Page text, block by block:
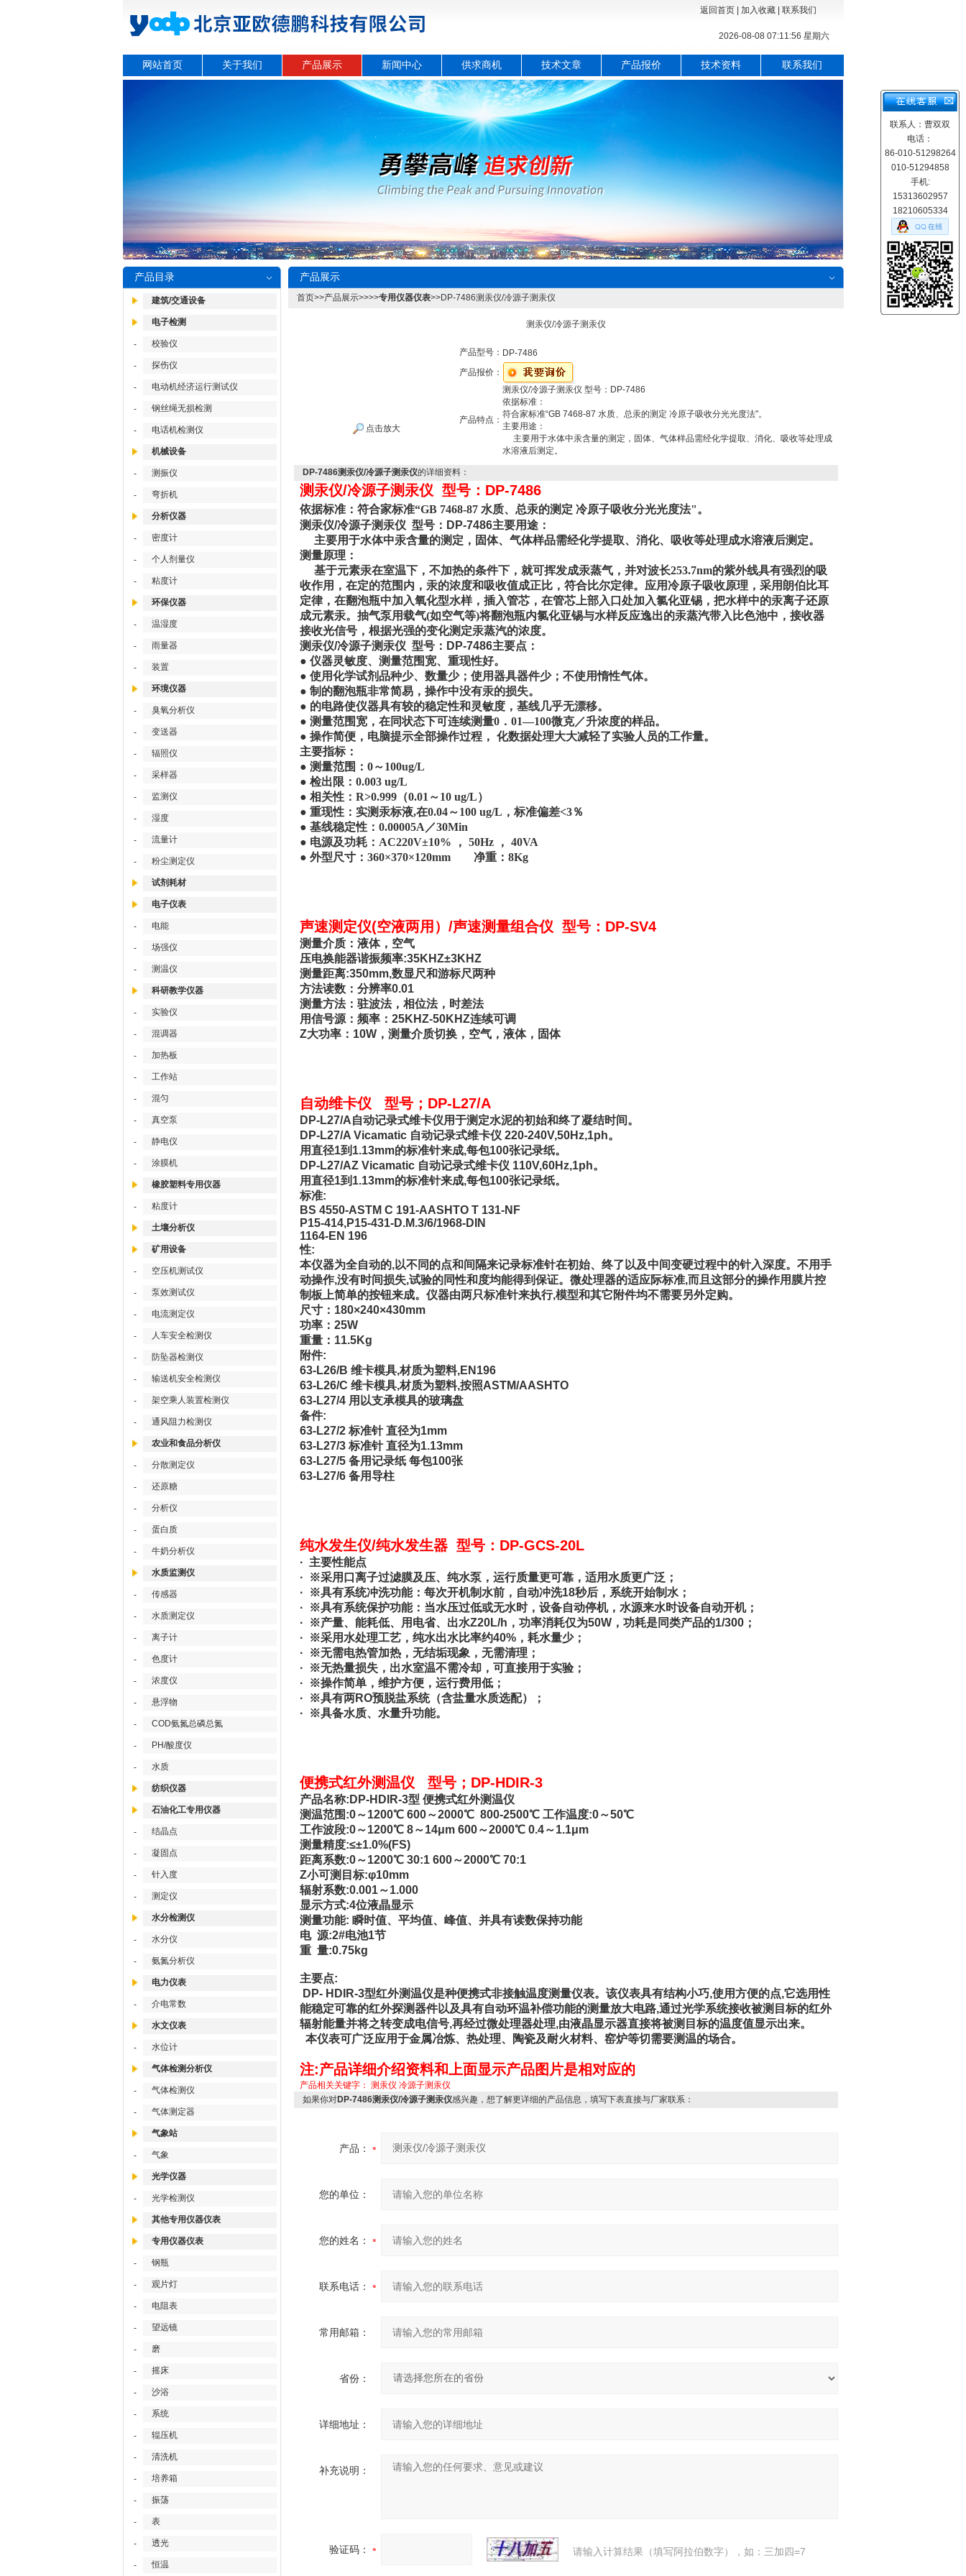
返回首页| 加入收藏| 联系我们
2026-08-08 07:11:57 星期六
网站首页 关于我们 产品展示 新闻中心 供求商机 技术文章 产品报价 技术资料 联系我们
产品目录
建筑/交通设备
电子检测
- 校验仪
- 探伤仪
- 电动机经济运行测试仪
- 钢丝绳无损检测
- 电话机检测仪
机械设备
- 测振仪
- 弯折机
分析仪器
- 密度计
- 个人剂量仪
- 粘度计
环保仪器
- 温湿度
- 雨量器
- 装置
环境仪器
- 臭氧分析仪
- 变送器
- 辐照仪
- 采样器
- 监测仪
- 湿度
- 流量计
- 粉尘测定仪
试剂耗材
电子仪表
- 电能
- 场强仪
- 测温仪
科研教学仪器
- 实验仪
- 混调器
- 加热板
- 工作站
- 混匀
- 真空泵
- 静电仪
- 涂膜机
橡胶塑料专用仪器
- 粘度计
土壤分析仪
矿用设备
- 空压机测试仪
- 泵效测试仪
- 电流测定仪
- 人车安全检测仪
- 防坠器检测仪
- 输送机安全检测仪
- 架空乘人装置检测仪
- 通风阻力检测仪
农业和食品分析仪
- 分散测定仪
- 还原糖
- 分析仪
- 蛋白质
- 牛奶分析仪
水质监测仪
- 传感器
- 水质测定仪
- 离子计
- 色度计
- 浓度仪
- 悬浮物
- COD氨氮总磷总氮
- PH/酸度仪
- 水质
纺织仪器
石油化工专用仪器
- 结晶点
- 凝固点
- 针入度
- 测定仪
水分检测仪
- 水分仪
- 氨氮分析仪
电力仪表
- 介电常数
水文仪表
- 水位计
气体检测分析仪
- 气体检测仪
- 气体测定器
气象站
- 气象
光学仪器
- 光学检测仪
其他专用仪器仪表
专用仪器仪表
- 钢瓶
- 观片灯
- 电阻表
- 望远镜
- 磨
- 摇床
- 沙浴
- 系统
- 辊压机
- 清洗机
- 培养箱
- 振荡
- 表
- 透光
- 恒温
产品展示
首页>>产品展示>>>>专用仪器仪表>>DP-7486测汞仪/冷源子测汞仪
测汞仪/冷源子测汞仪
点击放大
产品型号： DP-7486
产品报价：
产品特点：
测汞仪/冷源子测汞仪 型号：DP-7486
依据标准：
符合家标准“GB 7468-87 水质、总汞的测定 冷原子吸收分光光度法"。
主要用途：
主要用于水体中汞含量的测定，固体、气体样品需经化学提取、消化、吸收等处理成
水溶液后测定。
DP-7486测汞仪/冷源子测汞仪的详细资料：
测汞仪/冷源子测汞仪 型号：DP-7486
依据标准： 符合家标准“GB 7468-87 水质、总汞的测定 冷原子吸收分光光度法"。
测汞仪/冷源子测汞仪 型号：DP-7486主要用途：
主要用于水体中汞含量的测定，固体、气体样品需经化学提取、消化、吸收等处理成水溶液后测定。
测量原理：
基于元素汞在室温下，不加热的条件下，就可挥发成汞蒸气，并对波长253.7nm的紫外线具有强烈的吸
收作用，在定的范围内，汞的浓度和吸收值成正比，符合比尔定律。应用冷原子吸收原理，采用朗伯比耳
定律，在翻泡瓶中加入氧化型水样，插入管芯，在管芯上部入口处加入氯化亚锡，把水样中的汞离子还原
成元素汞。抽气泵用载气(如空气等)将翻泡瓶内氯化亚锡与水样反应逸出的汞蒸汽带入比色池中，接收器
接收光信号，根据光强的变化测定汞蒸汽的浓度。
测汞仪/冷源子测汞仪 型号：DP-7486主要点：
● 仪器灵敏度、测量范围宽、重现性好。
● 使用化学试剂品种少、数量少；使用器具器件少；不使用惰性气体。
● 制的翻泡瓶非常简易，操作中没有汞的损失。
● 的电路使仪器具有较的稳定性和灵敏度，基线几乎无漂移。
● 测量范围宽，在同状态下可连续测量0．01—100微克／升浓度的样品。
● 操作简便，电脑提示全部操作过程， 化数据处理大大减轻了实验人员的工作量。
主要指标：
● 测量范围：0～100ug/L
● 检出限：0.003 ug/L
● 相关性：R>0.999（0.01～10 ug/L）
● 重现性：实测汞标液,在0.04～100 ug/L，标准偏差<3％
● 基线稳定性：0.00005A／30Min
● 电源及功耗：AC220V±10% ， 50Hz ， 40VA
● 外型尺寸：360×370×120mm 净重：8Kg
声速测定仪(空液两用）/声速测量组合仪 型号：DP-SV4
测量介质：液体，空气
压电换能器谐振频率:35KHZ±3KHZ
测量距离:350mm,数显尺和游标尺两种
方法读数：分辨率0.01
测量方法：驻波法，相位法，时差法
用信号源：频率：25KHZ-50KHZ连续可调
Z大功率：10W，测量介质切换，空气，液体，固体
自动维卡仪 型号；DP-L27/A
DP-L27/A自动记录式维卡仪用于测定水泥的初始和终了凝结时间。
DP-L27/A Vicamatic 自动记录式维卡仪 220-240V,50Hz,1ph。
用直径1到1.13mm的标准针来成,每包100张记录纸。
DP-L27/AZ Vicamatic 自动记录式维卡仪 110V,60Hz,1ph。
用直径1到1.13mm的标准针来成,每包100张记录纸。
标准:
BS 4550-ASTM C 191-AASHTO T 131-NF
P15-414,P15-431-D.M.3/6/1968-DIN
1164-EN 196
性:
本仪器为全自动的,以不同的点和间隔来记录标准针在初始、终了以及中间变硬过程中的针入深度。不用手
动操作,没有时间损失,试验的同性和度均能得到保证。微处理器的适应际标准,而且这部分的操作用膜片控
制板上简单的按钮来成。仪器由两只标准针来执行,模型和其它附件均不需要另外定购。
尺寸：180×240×430mm
功率：25W
重量：11.5Kg
附件:
63-L26/B 维卡模具,材质为塑料,EN196
63-L26/C 维卡模具,材质为塑料,按照ASTM/AASHTO
63-L27/4 用以支承模具的玻璃盘
备件:
63-L27/2 标准针 直径为1mm
63-L27/3 标准针 直径为1.13mm
63-L27/5 备用记录纸 每包100张
63-L27/6 备用导柱
纯水发生仪/纯水发生器 型号：DP-GCS-20L
· 主要性能点
· ※采用口离子过滤膜及压、纯水泵，运行质量更可靠，适用水质更广泛；
· ※具有系统冲洗功能：每次开机制水前，自动冲洗18秒后，系统开始制水；
· ※具有系统保护功能：当水压过低或无水时，设备自动停机，水源来水时设备自动开机；
· ※产量、能耗低、用电省、出水Z20L/h，功率消耗仅为50W，功耗是同类产品的1/300；
· ※采用水处理工艺，纯水出水比率约40%，耗水量少；
· ※无需电热管加热，无结垢现象，无需清理；
· ※无热量损失，出水室温不需冷却，可直接用于实验；
· ※操作简单，维护方便，运行费用低；
· ※具有两RO预脱盐系统（含盐量水质选配）；
· ※具备水质、水量升功能。
便携式红外测温仪 型号；DP-HDIR-3
产品名称:DP-HDIR-3型 便携式红外测温仪
测温范围:0～1200℃ 600～2000℃ 800-2500℃ 工作温度:0～50℃
工作波段:0～1200℃ 8～14μm 600～2000℃ 0.4～1.1μm
测量精度:≤±1.0%(FS)
距离系数:0～1200℃ 30:1 600～2000℃ 70:1
Z小可测目标:φ10mm
辐射系数:0.001～1.000
显示方式:4位液晶显示
测量功能: 瞬时值、平均值、峰值、并具有读数保持功能
电 源:2#电池1节
重 量:0.75kg
主要点:
DP- HDIR-3型红外测温仪是种便携式非接触温度测量仪表。该仪表具有结构小巧,使用方便的点,它选用性
能稳定可靠的红外探测器件以及具有自动环温补偿功能的测量放大电路,通过光学系统接收被测目标的红外
辐射能量并将之转变成电信号,再经过微处理器处理,由液晶显示器直接将被测目标的温度值显示出来。
本仪表可广泛应用于金属冶炼、热处理、陶瓷及耐火材料、窑炉等切需要测温的场合。
注:产品详细介绍资料和上面显示产品图片是相对应的
产品相关关键字： 测汞仪 冷源子测汞仪
如果你对DP-7486测汞仪/冷源子测汞仪感兴趣，想了解更详细的产品信息，填写下表直接与厂家联系：
产品：
您的单位：
您的姓名：
联系电话：
常用邮箱：
省份：
详细地址：
补充说明：
验证码： 请输入计算结果（填写阿拉伯数字），如：三加四=7
联系人：曹双双
电话：
86-010-51298264
010-51294858
手机:
15313602957
18210605334